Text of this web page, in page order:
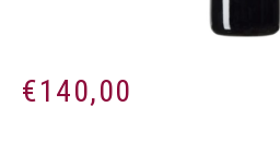
€140,00